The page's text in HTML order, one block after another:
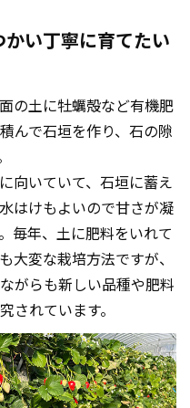
い丁寧に育てたい
の土に牡蠣殻など有機肥
んで石垣を作り、石の隙
向いていて、石垣に蓄え
はけもよいので甘さが凝
毎年、土に肥料をいれて
大変な栽培方法ですが、
がらも新しい品種や肥料
されています。